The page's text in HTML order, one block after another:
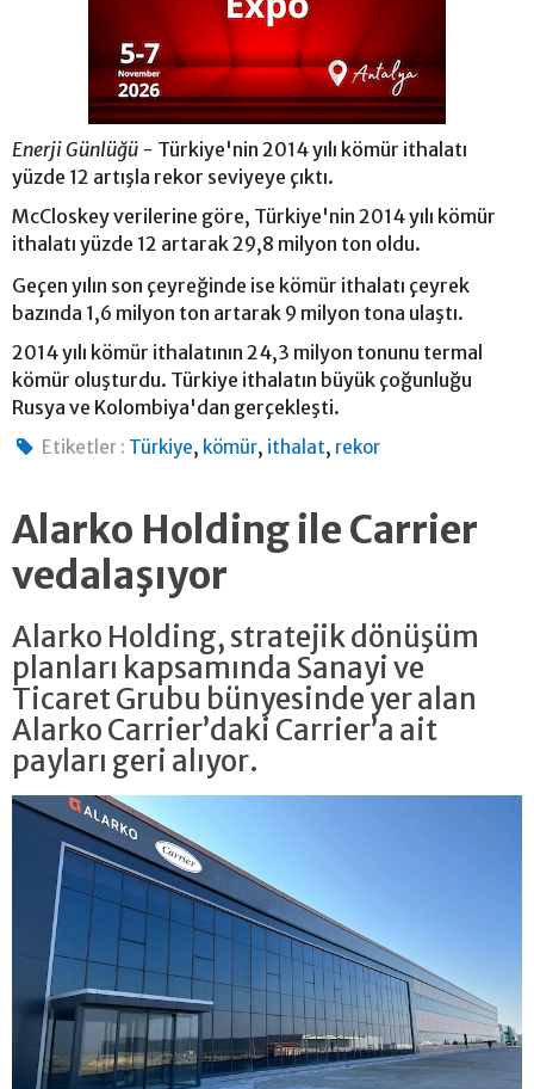
Enerji Günlüğü - Türkiye'nin 2014 yılı kömür ithalatı
yüzde 12 artışla rekor seviyeye çıktı.
McCloskey verilerine göre, Türkiye'nin 2014 yılı kömür
ithalatı yüzde 12 artarak 29,8 milyon ton oldu.
Geçen yılın son çeyreğinde ise kömür ithalatı çeyrek
bazında 1,6 milyon ton artarak 9 milyon tona ulaştı.
2014 yılı kömür ithalatının 24,3 milyon tonunu termal
kömür oluşturdu. Türkiye ithalatın büyük çoğunluğu
Rusya ve Kolombiya'dan gerçekleşti.
Etiketler : Türkiye, kömür, ithalat, rekor
Alarko Holding ile Carrier
vedalaşıyor
Alarko Holding, stratejik dönüşüm
planları kapsamında Sanayi ve
Ticaret Grubu bünyesinde yer alan
Alarko Carrier’daki Carrier’a ait
payları geri alıyor.